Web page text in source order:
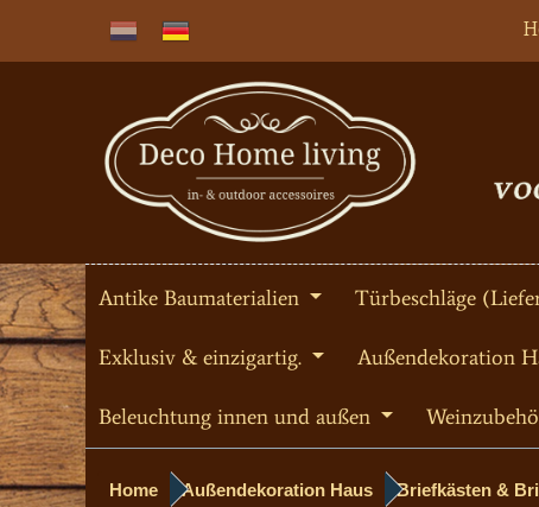
Antike Baumaterialien Türbeschläge
Exklusiv & einzigartig. Außendekoration
Beleuchtung innen und außen
Home Außendekoration Haus Briefkästen &